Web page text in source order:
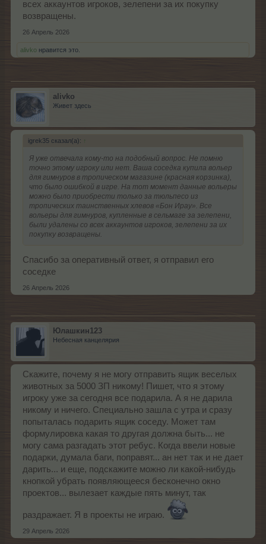
всех аккаунтов игроков, зелепени за их покупку
возвращены.
26 Апрель 2026
alivko нравится это.
alivko
Живет здесь
igrek35 сказал(а): ↑
Я уже отвечала кому-то на подобный вопрос. Не помню
точно этому игроку или нет. Ваша соседка купила вольер
для гимнуров в тропическом магазине (красная корзинка),
что было ошибкой в игре. На тот момент данные вольеры
можно было приобрести только за тюльпесо из
тропических таинственных хлевов «Бон Ирау». Все
вольеры для гимнуров, купленные в сельмаге за зелепени,
были удалены со всех аккаунтов игроков, зелепени за их
покупку возвращены.
Спасибо за оперативный ответ, я отправил его
соседке
26 Апрель 2026
Юлашкин123
Небесная канцелярия
Скажите, почему я не могу отправить ящик веселых
животных за 5000 ЗП никому! Пишет, что я этому
игроку уже за сегодня все подарила. А я не дарила
никому и ничего. Специально зашла с утра и сразу
попыталась подарить ящик соседу. Может там
формулировка какая то другая должна быть... не
могу сама разгадать этот ребус. Когда ввели новые
подарки, думала баги, поправят... ан нет так и не дает
дарить... и еще, подскажите можно ли какой-нибудь
кнопкой убрать появляющееся бесконечно окно
проектов... вылезает каждые пять минут, так
раздражает. Я в проекты не играю.
29 Апрель 2026